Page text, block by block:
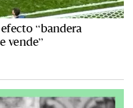
“bandera
vende”